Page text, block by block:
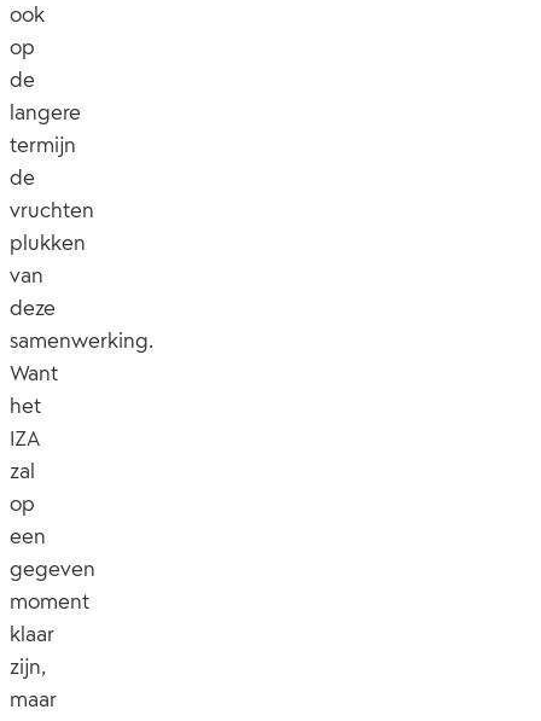
ook
op
de
langere
termijn
de
vruchten
plukken
van
deze
samenwerking.
Want
het
IZA
zal
op
een
gegeven
moment
klaar
zijn,
maar